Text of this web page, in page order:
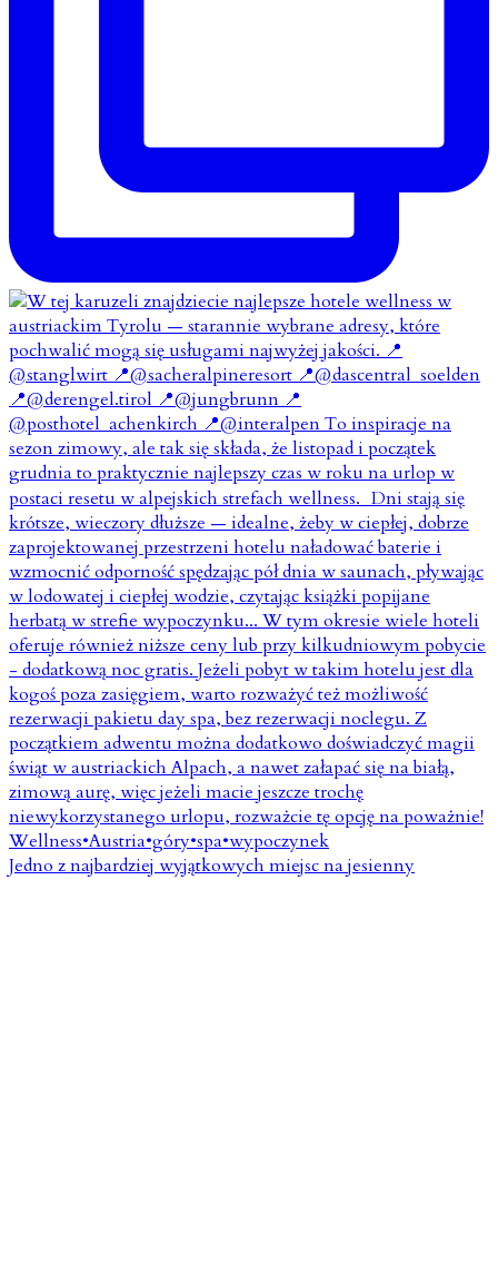
Jedno z najbardziej wyjątkowych miejsc na jesienny